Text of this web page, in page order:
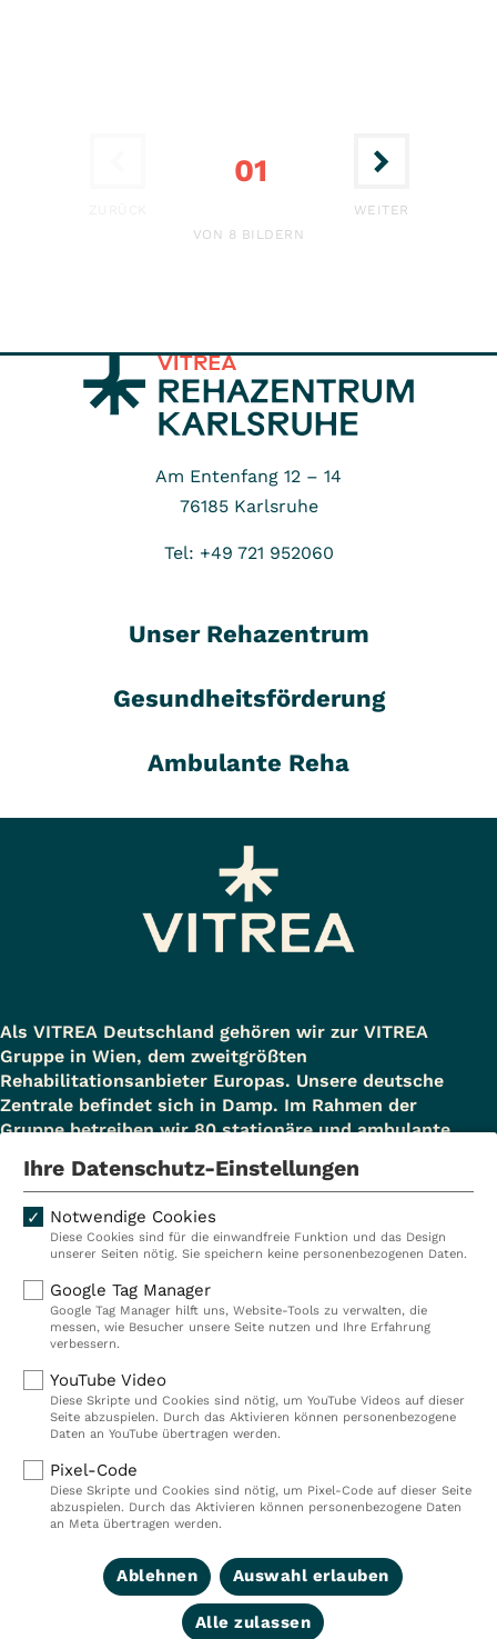
01
WEITER
VON 8 BILDERN
Am Entenfang 12 – 14
76185 Karlsruhe
Tel: +49 721 952060
Unser Rehazentrum
Gesundheitsförderung
Ambulante Reha
Als VITREA Deutschland gehören wir zur VITREA
Gruppe in Wien, dem zweitgrößten
Rehabilitationsanbieter Europas. Unsere deutsche
Zentrale befindet sich in Damp. Im Rahmen der
Gruppe betreiben wir 80 stationäre und ambulante
Schweiz und beschäftigen rund 14.000
Mitarbeiterinnen und Mitarbeiter. In Deutschland
betreiben wir 29 Rehakliniken, zwei Akutkliniken, acht
ambulante Rehazentren, zwei Medizinische
Versorgungszentren (MVZ), neun Pflegeeinrichtungen
sowie ein Prevention Center. Zudem führen wir einen
touristischen Standort in Damp. Insgesamt
beschäftigen wir bei VITREA Deutschland über 9.000
Mitarbeiterinnen und Mitarbeiter.
Kliniken
Pflege
VITREA Deutschland
VITREA
Ihre Datenschutz-Einstellungen
Notwendige Cookies
Diese Cookies sind für die einwandfreie Funktion und das Design
unserer Seiten nötig. Sie speichern keine personenbezogenen Daten.
Google Tag Manager
Google Tag Manager hilft uns, Website-Tools zu verwalten, die
messen, wie Besucher unsere Seite nutzen und Ihre Erfahrung
verbessern.
YouTube Video
Diese Skripte und Cookies sind nötig, um YouTube Videos auf dieser
Seite abzuspielen. Durch das Aktivieren können personenbezogene
Daten an YouTube übertragen werden.
Pixel-Code
Diese Skripte und Cookies sind nötig, um Pixel-Code auf dieser Seite
abzuspielen. Durch das Aktivieren können personenbezogene Daten
an Meta übertragen werden.
Ablehnen Auswahl erlauben
Alle zulassen